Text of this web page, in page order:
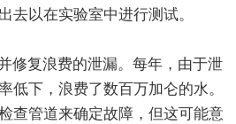
去以在实验室中进行测试。
修复浪费的泄漏。每年，由于泄
低下，浪费了数百万加仑的水。
查管道来确定故障，但这可能意